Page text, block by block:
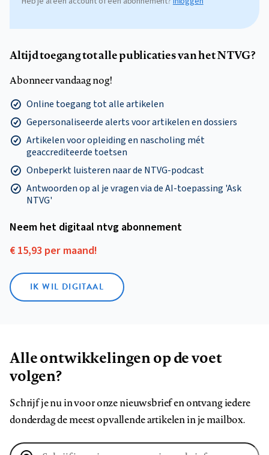
Altijd toegang tot alle publicaties van het NTVG?
Abonneer vandaag nog!
Online toegang tot alle artikelen
Gepersonaliseerde alerts voor artikelen en dossiers
Artikelen voor opleiding en nascholing mét
geaccrediteerde toetsen
Onbeperkt luisteren naar de NTVG-podcast
Antwoorden op al je vragen via de AI-toepassing 'Ask
NTVG'
Neem het digitaal ntvg abonnement
€ 15,93 per maand!
IK WIL DIGITAAL
Alle ontwikkelingen op de voet
volgen?
Schrijf je nu in voor onze nieuwsbrief en ontvang iedere
donderdag de meest opvallende artikelen in je mailbox.